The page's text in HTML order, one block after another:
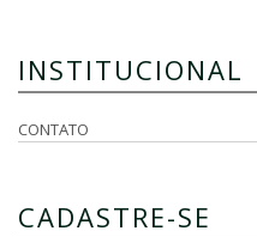
INSTITUCIONAL
CONTATO
CADASTRE-SE